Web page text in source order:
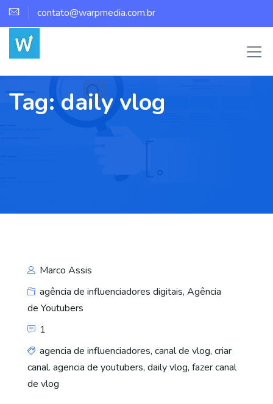
contato@warpmedia.com.br
Tag:daily vlog
Marco Assis
agência de influenciadores digitais, Agência
de Youtubers
1
agencia de influenciadores, canal de vlog, criar
canal. agencia de youtubers, daily vlog, fazer canal
de vlog